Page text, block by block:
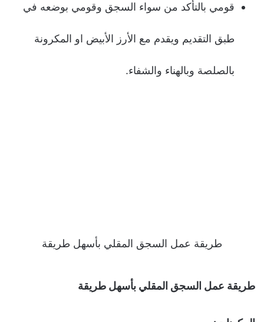
قومي بالتأكد من سواء السجق وقومي بوضعه في
طبق التقديم ويقدم مع الأرز الأبيض او المكرونة
بالصلصة وبالهناء والشفاء.
طريقة عمل السجق المقلي بأسهل طريقة
طريقة عمل السجق المقلي بأسهل طريقة